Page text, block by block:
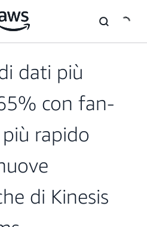
dati più
con fan-
rapido
di Kinesis